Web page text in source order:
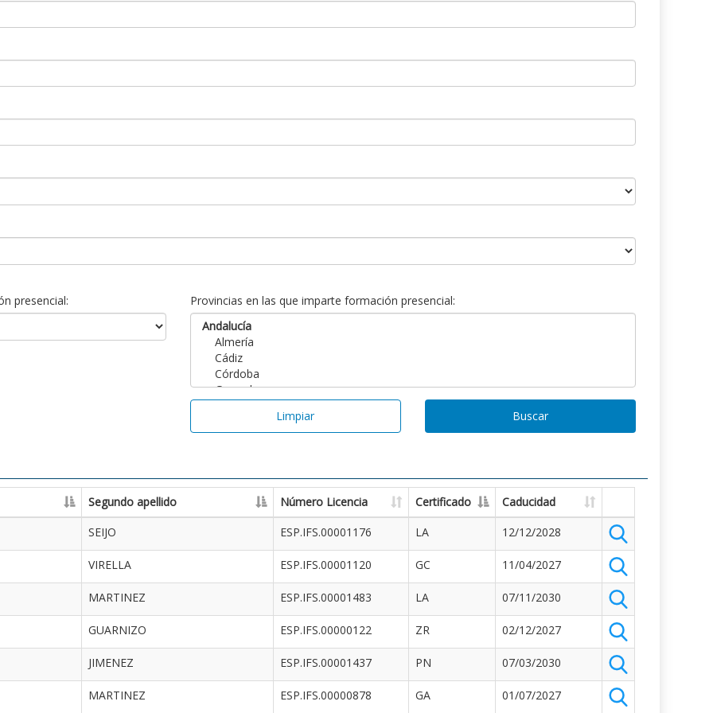
presencial: Provincias en las que imparte formación presencial:
Limpiar Buscar
Segundo apellido Número Licencia Certificado
Caducidad
SEIJO
ESP.IFS.00001176 LA 12/12/2028
VIRELLA ESP.IFS.00001120 GC 11/04/2027
MARTINEZ ESP.IFS.00001483 LA 07/11/2030
GUARNIZO ESP.IFS.00000122 ZR 02/12/2027
JIMENEZ ESP.IFS.00001437 PN 07/03/2030
MARTINEZ ESP.IFS.00000878 GA 01/07/2027